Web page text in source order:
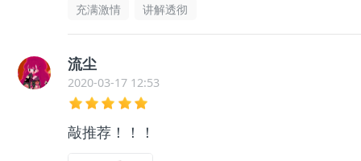
充满激情
讲解透彻
流尘
2020-03-17 12:53
敲推荐！！！